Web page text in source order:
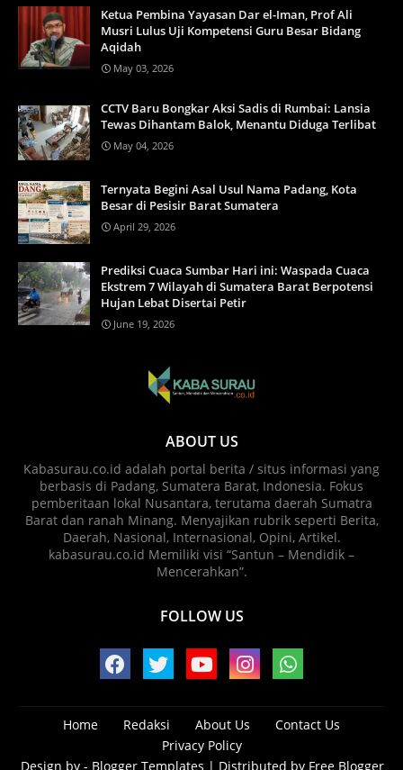
Ketua Pembina Yayasan Dar el-Iman, Prof Ali
Musri Lulus Uji Kompetensi Guru Besar Bidang
Aqidah
May 03, 2026
CCTV Baru Bongkar Aksi Sadis di Rumbai: Lansia
Tewas Dihantam Balok, Menantu Diduga Terlibat
May 04, 2026
Ternyata Begini Asal Usul Nama Padang, Kota
Besar di Pesisir Barat Sumatera
April 29, 2026
Prediksi Cuaca Sumbar Hari ini: Waspada Cuaca
Ekstrem 7 Wilayah di Sumatera Barat Berpotensi
Hujan Lebat Disertai Petir
June 19, 2026
ABOUT US
Kabasurau.co.id adalah portal berita / situs informasi yang
berbasis di Padang, Sumatera Barat, Indonesia. Fokus
pemberitaan lokal Nusantara, terutama daerah Sumatra
Barat dan ranah Minang. Menyajikan rubrik seperti Berita,
Daerah, Nasional, Internasional, Opini, Artikel.
kabasurau.co.id Memiliki visi “Santun – Mendidik –
Mencerahkan”.
FOLLOW US
Home Redaksi About Us
Contact Us
Privacy Policy
Design by - Blogger Templates | Distributed by Free Blogger